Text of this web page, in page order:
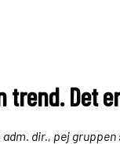
trend. Det
adm. dir., pej